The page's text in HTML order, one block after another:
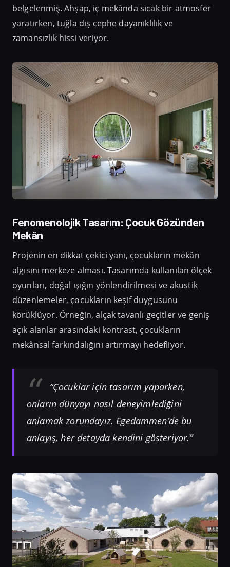
belgelenmiş. Ahşap, iç mekânda sıcak bir atmosfer
yaratırken, tuğla dış cephe dayanıklılık ve
zamansızlık hissi veriyor.
Fenomenolojik Tasarım: Çocuk Gözünden
Mekân
Projenin en dikkat çekici yanı, çocukların mekân
algısını merkeze alması. Tasarımda kullanılan ölçek
oyunları, doğal ışığın yönlendirilmesi ve akustik
düzenlemeler, çocukların keşif duygusunu
körüklüyor. Örneğin, alçak tavanlı geçitler ve geniş
açık alanlar arasındaki kontrast, çocukların
mekânsal farkındalığını artırmayı hedefliyor.
“Çocuklar için tasarım yaparken,
onların dünyayı nasıl deneyimlediğini
anlamak zorundayız. Egedammen’de bu
anlayış, her detayda kendini gösteriyor.”